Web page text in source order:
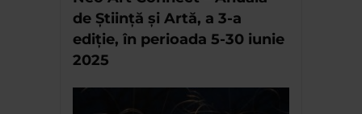
de Știință și Artă, a 3-a
ediție, în perioada 5-30 iunie
2025